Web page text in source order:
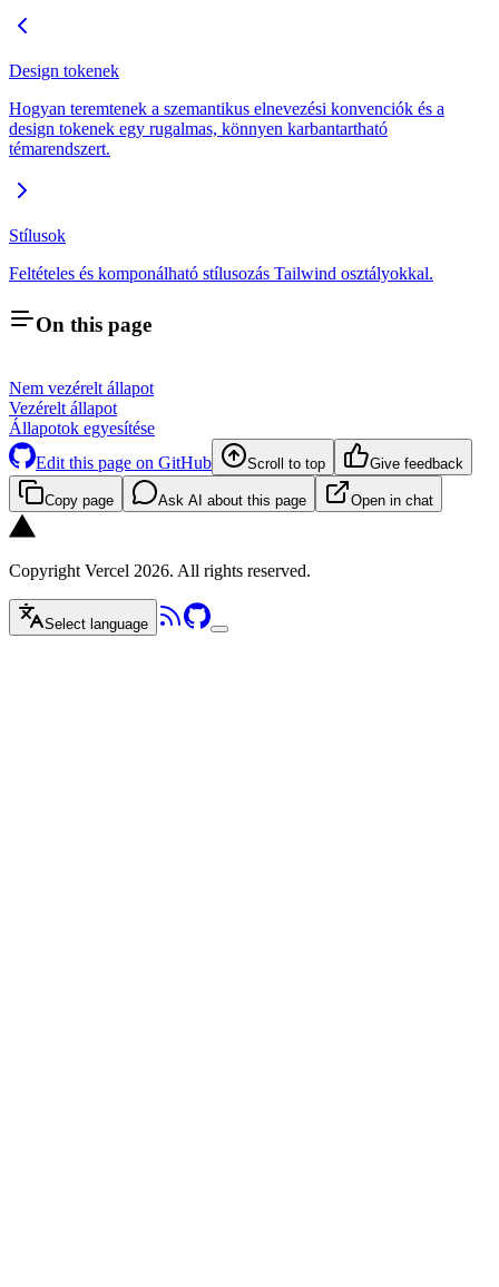
Design tokenek
Hogyan teremtenek a szemantikus elnevezési konvenciók és a
design tokenek egy rugalmas, könnyen karbantartható
témarendszert.
Stílusok
Feltételes és komponálható stílusozás Tailwind osztályokkal.
On this page
Nem vezérelt állapot
Vezérelt állapot
Állapotok egyesítése
Edit this page on GitHub
Scroll to top Give feedback
Copy page Ask AI about this page Open in chat
Copyright Vercel 2026. All rights reserved.
Select language